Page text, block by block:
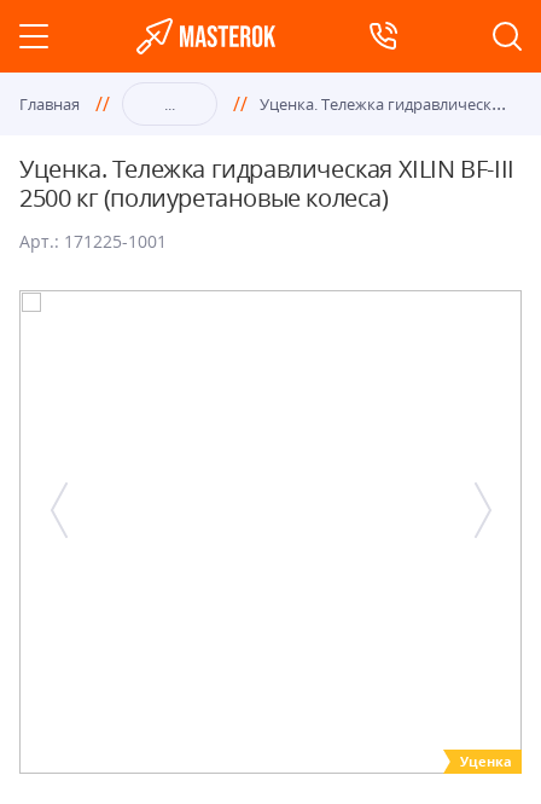
Главная ... Уце
нка. Тележка гидравлическая XILIN BF-III 2500 кг (полиуретановые колеса)
Уценка. Тележка гидравлическая XILIN BF-III
2500 кг (полиуретановые колеса)
Арт.: 171225-1001
Уценка